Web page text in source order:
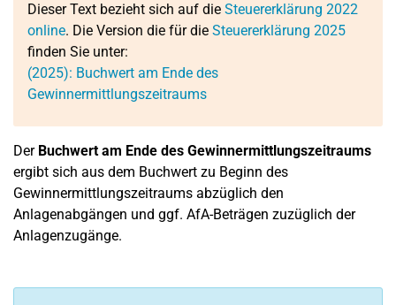
Dieser Text bezieht sich auf die Steuererklärung 2022
online. Die Version die für die Steuererklärung 2025
finden Sie unter:
(2025): Buchwert am Ende des
Gewinnermittlungszeitraums
Der Buchwert am Ende des Gewinnermittlungszeitraums
ergibt sich aus dem Buchwert zu Beginn des
Gewinnermittlungszeitraums abzüglich den
Anlagenabgängen und ggf. AfA-Beträgen zuzüglich der
Anlagenzugänge.